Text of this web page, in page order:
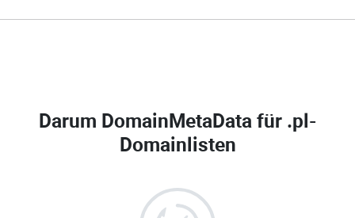
Darum DomainMetaData für .pl-
Domainlisten